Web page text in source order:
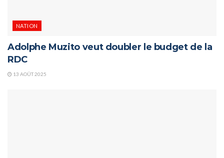
NATION
Adolphe Muzito veut doubler le budget de la
RDC
13 AOÛT 2025